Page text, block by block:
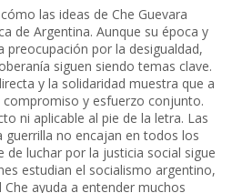
las ideas de Che Guevara
de Argentina. Aunque su época y
por la desigualdad,
siguen siendo temas clave.
y la solidaridad muestra que a
y esfuerzo conjunto.
ni aplicable al pie de la letra. Las
no encajan en todos los
de luchar por la justicia social sigue
estudian el socialismo argentino,
ayuda a entender muchos